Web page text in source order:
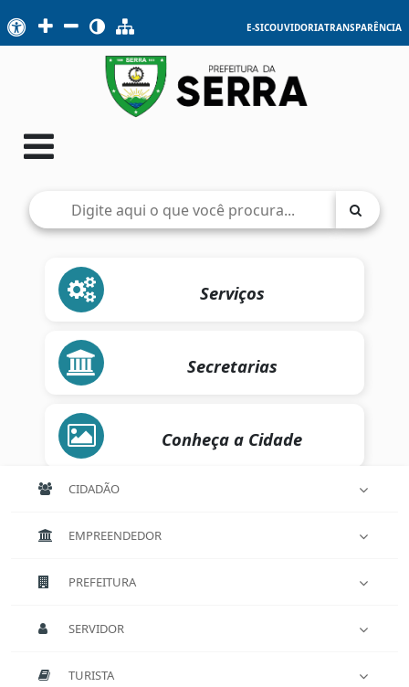
E-SICOUVIDORIATRANSPARÊNCIA
Serviços
Secretarias
Conheça a Cidade
CIDADÃO
EMPREENDEDOR
PREFEITURA
SERVIDOR
TURISTA